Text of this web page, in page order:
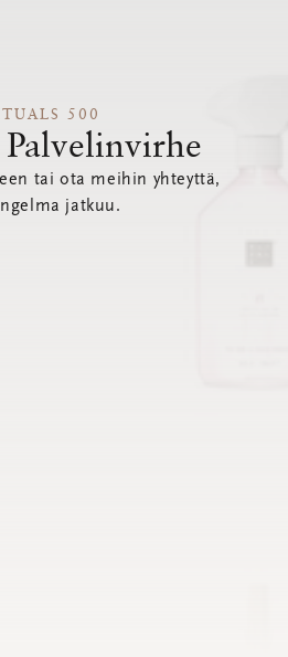
500
tai ota meihin yhteyttä,
jatkuu.